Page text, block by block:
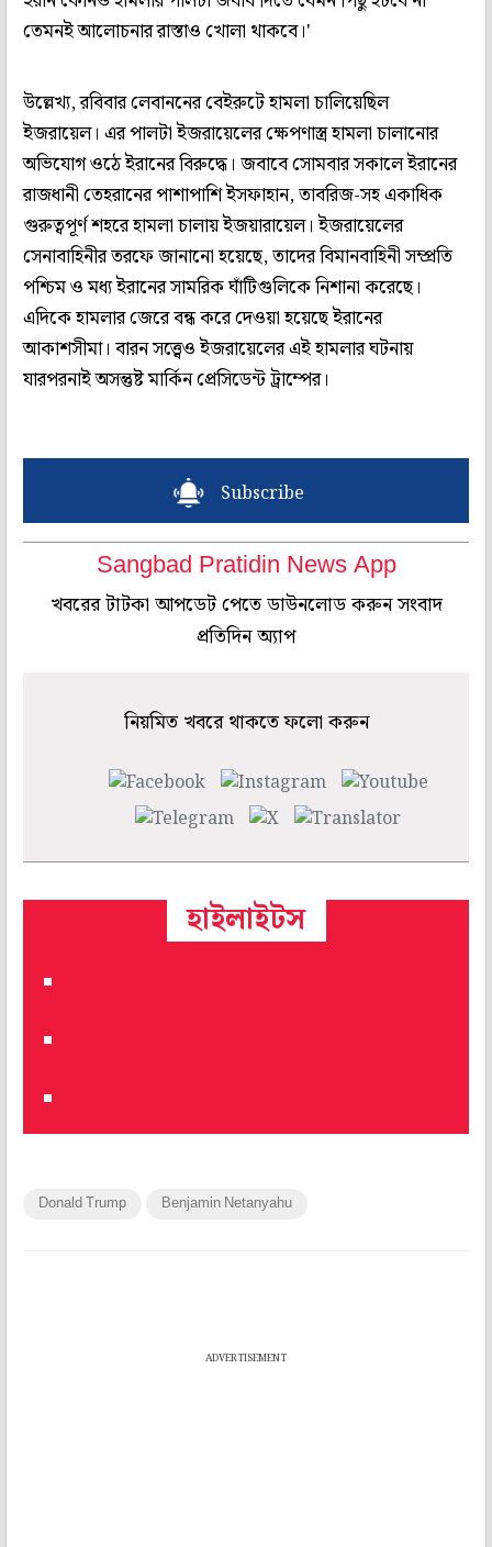
তেমনই আলোচনার রাস্তাও খোলা থাকবে।'
উল্লেখ্য, রবিবার লেবাননের বেইরুটে হামলা চালিয়েছিল
ইজরায়েল। এর পালটা ইজরায়েলের ক্ষেপণাস্ত্র হামলা চালানোর
অভিযোগ ওঠে ইরানের বিরুদ্ধে। জবাবে সোমবার সকালে ইরানের
রাজধানী তেহরানের পাশাপাশি ইসফাহান, তাবরিজ-সহ একাধিক
গুরুত্বপূর্ণ শহরে হামলা চালায় ইজয়ারায়েল। ইজরায়েলের
সেনাবাহিনীর তরফে জানানো হয়েছে, তাদের বিমানবাহিনী সম্প্রতি
পশ্চিম ও মধ্য ইরানের সামরিক ঘাঁটিগুলিকে নিশানা করেছে।
এদিকে হামলার জেরে বন্ধ করে দেওয়া হয়েছে ইরানের
আকাশসীমা। বারন সত্ত্বেও ইজরায়েলের এই হামলার ঘটনায়
যারপরনাই অসন্তুষ্ট মার্কিন প্রেসিডেন্ট ট্রাম্পের।
Subscribe
Sangbad Pratidin News App
খবরের টাটকা আপডেট পেতে ডাউনলোড করুন সংবাদ
প্রতিদিন অ্যাপ
নিয়মিত খবরে থাকতে ফলো করুন
হাইলাইটস
Donald Trump Benjamin Netanyahu
ADVERTISEMENT